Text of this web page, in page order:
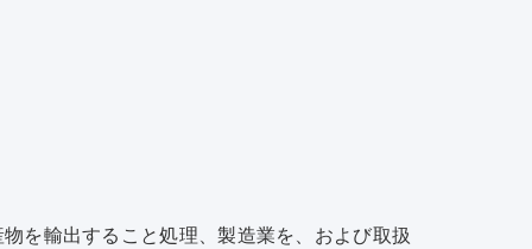
を輸出すること処理、製造業を、および取扱